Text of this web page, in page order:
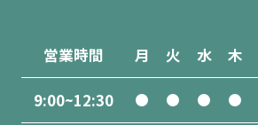
営業時間 月 火 水 木
9:00~12:30 ● ● ● ●